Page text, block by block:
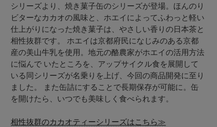
シリーズより、焼き菓子缶のシリーズが登場。ほんのり
ビターなカカオの風味と、ホエイによってふわっと軽い
仕上がりになった焼き菓子は、やさしい香りの日本茶と
相性抜群です。 ホエイは京都府民になじみのある京都
産の美山牛乳を使用。地元の酪農家がホエイの活用方法
に悩んで いたところを、アップサイクル食を展開して
いる同シリーズが名乗りを上げ、今回の商品開発に至り
ました。 また缶詰にすることで長期保存が可能に。缶
を開けたら、いつでも美味しく食べられます。
相性抜群のカカオティーシリーズはこちら≫